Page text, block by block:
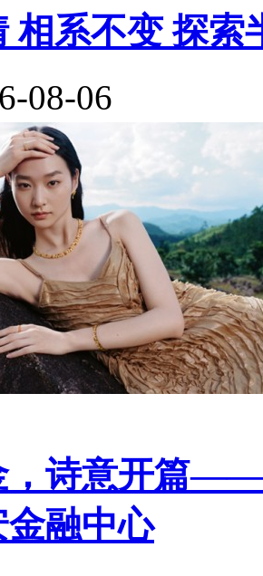
相系不变 探索
08-06
，诗意开篇
融中心